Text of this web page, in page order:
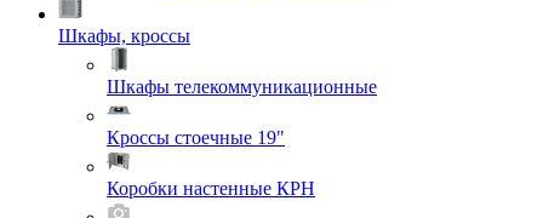
Шкафы, кроссы
Шкафы телекоммуникационные
Кроссы стоечные 19"
Коробки настенные КРН